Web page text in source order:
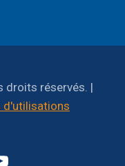
droits réservés. |
d'utilisations